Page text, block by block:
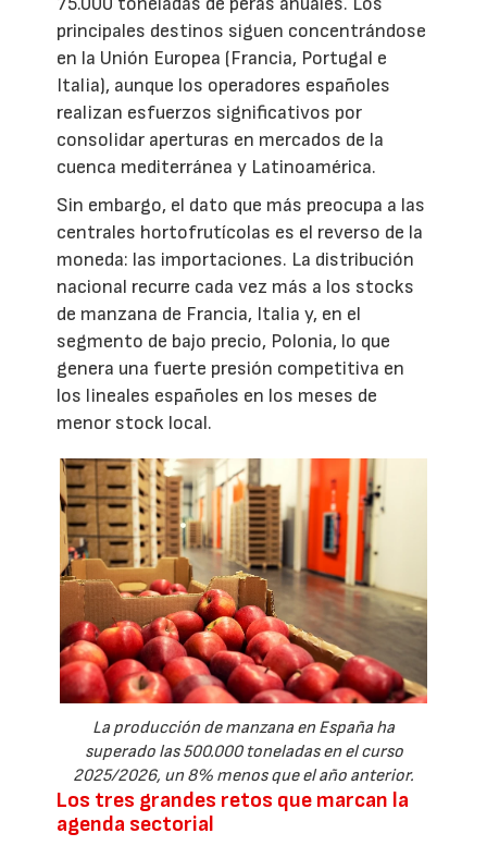
principales destinos siguen concentrándose
en la Unión Europea (Francia, Portugal e
Italia), aunque los operadores españoles
realizan esfuerzos significativos por
consolidar aperturas en mercados de la
cuenca mediterránea y Latinoamérica.
Sin embargo, el dato que más preocupa a las
centrales hortofrutícolas es el reverso de la
moneda: las importaciones. La distribución
nacional recurre cada vez más a los stocks
de manzana de Francia, Italia y, en el
segmento de bajo precio, Polonia, lo que
genera una fuerte presión competitiva en
los lineales españoles en los meses de
menor stock local.
La producción de manzana en España ha
superado las 500.000 toneladas en el curso
2025/2026, un 8% menos que el año anterior.
Los tres grandes retos que marcan la
agenda sectorial